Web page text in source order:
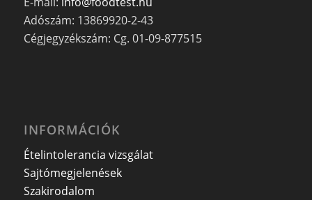
Adószám: 13869920-2-43
Cégjegyzékszám: Cg. 01-09-877515
INFORMÁCIÓK
Ételintolerancia vizsgálat
Sajtómegjelenések
Szakirodalom